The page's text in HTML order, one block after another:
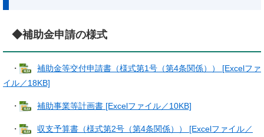
◆補助金申請の様式
・
補助金等交付申請書（様式第1号（第4条関係）） [Excelファ
イル／18KB]
・ 補助事業等計画書 [Excelファイル／10KB]
・
収支予算書（様式第2号（第4条関係）） [Excelファイル／